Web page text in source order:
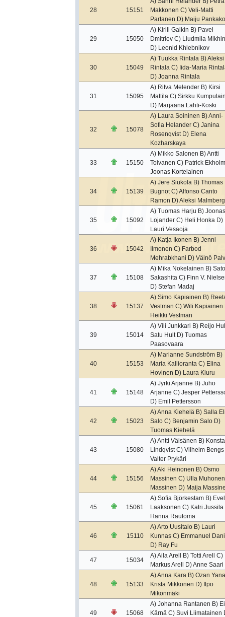
28 15151
Makkonen C) Veli-Matti
Partanen D) Maiju
29 15050
A) Kirill Galkin B) Pavel
Dmitriev C) Liudmila
D) Leonid Khlebnikov
30 15049
A) Tuukka Rintala B) Aleksi
Rintala C) Iida-Maria
D) Joanna Rintala
31 15095
A) Ritva Melender B) Kirsi
Mattila C) Sirkku
D) Marjaana Lahti-Koski
32 15078
A) Laura Soininen B) Anni-
Sofia Helander C) Janina
Rosenqvist D) Elena
Kozharskaya
33 15150
A) Mikko Salonen B) Antti
Toivanen C) Patrick
Joonas Kortelainen
34 15139
A) Jere Siukola B) Thomas
Bugnot C) Alfonso Canto
Ramon D) Aleksi Malmberg
35 15092
A) Tuomas Harju B) Joonas
Lojander C) Heli Honka D)
Lauri Vesaoja
36 15042
A) Katja Ikonen B) Jenni
Ilmonen C) Farbod
Mehrabkhani D) Väinö
37 15108
A) Mika Nokelainen B)
Sakashita C) Finn V.
D) Stefan Madaj
38 15137
A) Simo Kapiainen B)
Vestman C) Wili Kapiainen
Heikki Vestman
39 15014
A) Vili Junkkari B) Reijo
Satu Hult D) Tuomas
Paasovaara
40 15153
A) Marianne Sundström B)
Maria Kallioranta C) Elina
Hovinen D) Laura Kiuru
41 15148
A) Jyrki Arjanne B) Juho
Arjanne C) Jesper
D) Emil Pettersson
42 15023
A) Anna Kiehelä B) Salla
Salo C) Benjamin Salo D)
Tuomas Kiehelä
43 15080
A) Antti Väisänen B) Konsta
Lindqvist C) Vilhelm Bengs
Valter Prykäri
44 15156
A) Aki Heinonen B) Osmo
Massinen C) Ulla
Massinen D) Maija
45 15061
A) Sofia Björkestam B)
Laaksonen C) Katri Jussila
Hanna Rautoma
46 15110
A) Arto Uusitalo B) Lauri
Kunnas C) Emmanuel
D) Ray Fu
47 15034
A) Aila Arell B) Totti Arell C)
Markus Arell D) Anne Saari
48 15133
A) Anna Kara B) Ozan
Krista Mikkonen D) Ilpo
Mikonmäki
49 15068
A) Johanna Rantanen B)
Kärnä C) Suvi Liimatainen